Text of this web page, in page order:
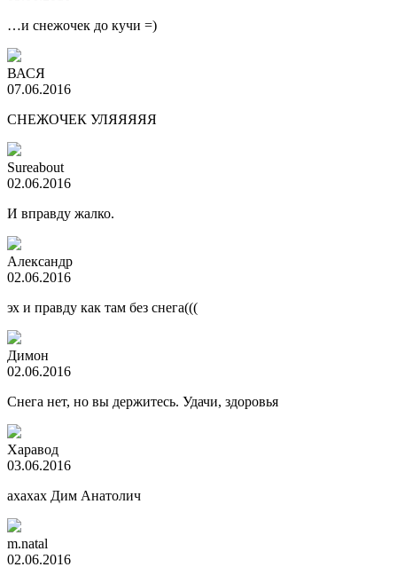
…и снежочек до кучи =)
ВАСЯ
07.06.2016
СНЕЖОЧЕК УЛЯЯЯЯЯ
Sureabout
02.06.2016
И вправду жалко.
Александр
02.06.2016
эх и правду как там без снега(((
Димон
02.06.2016
Снега нет, но вы держитесь. Удачи, здоровья
Харавод
03.06.2016
ахахах Дим Анатолич
m.natal
02.06.2016